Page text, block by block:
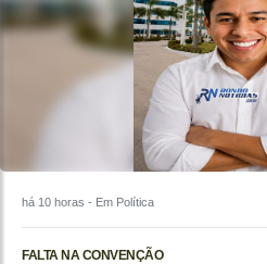
há 10 horas - Em Política
FALTA NA CONVENÇÃO